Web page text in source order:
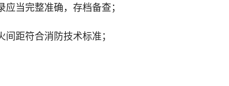
当完整准确，存档备查；
距符合消防技术标准；